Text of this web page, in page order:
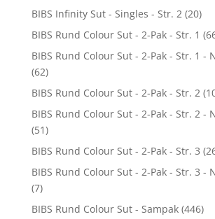
BIBS Infinity Sut - Singles - Str. 2 (20)
BIBS Rund Colour Sut - 2-Pak - Str. 1
BIBS Rund Colour Sut - 2-Pak - Str. 1 -
(62)
BIBS Rund Colour Sut - 2-Pak - Str. 2
BIBS Rund Colour Sut - 2-Pak - Str. 2 -
(51)
BIBS Rund Colour Sut - 2-Pak - Str. 3
BIBS Rund Colour Sut - 2-Pak - Str. 3 -
(7)
BIBS Rund Colour Sut - Sampak (446)